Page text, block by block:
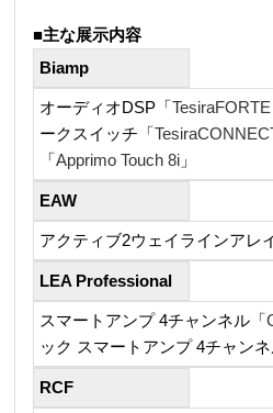
■主な展示内容
Biamp
オーディオDSP「
ークスイッチ「
「Apprimo Touch 8i 」
EAW
アクティブ2ウェイラインアレ
LEA Professional
スマートアンプ 4チャンネル「
ック スマートアンプ 4チャン
RCF